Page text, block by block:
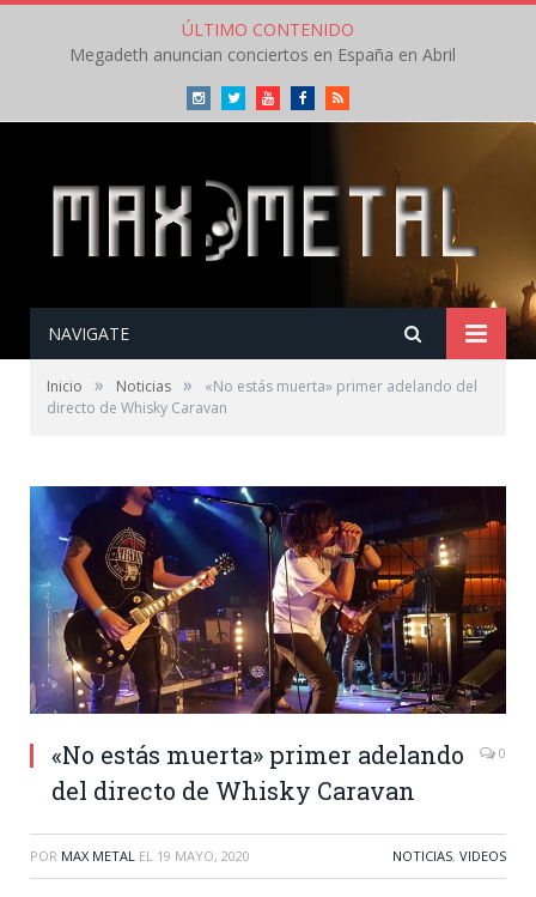
ÚLTIMO CONTENIDO
Megadeth anuncian conciertos en España en Abril
InstagramTwitterYoutubeFacebookRSS
NAVIGATE
Inicio » Noticias »
«No estás muerta» primer adelando del
directo de Whisky Caravan
«No estás muerta» primer adelando
del directo de Whisky Caravan
0
POR MAX METAL EL 19 MAYO, 2020 NOTICIAS, VIDEOS